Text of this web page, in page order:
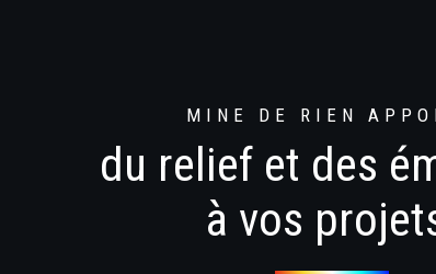
MINE DE RIEN
du relief et des
à vos